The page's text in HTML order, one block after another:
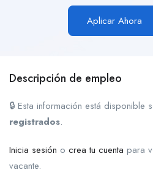
Aplicar Ahora
Descripción de empleo
🔒 Esta información está disponible
registrados.
Inicia sesión o crea tu cuenta para
vacante.